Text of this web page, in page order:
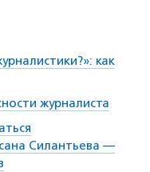
как
журналиста
Силантьева —